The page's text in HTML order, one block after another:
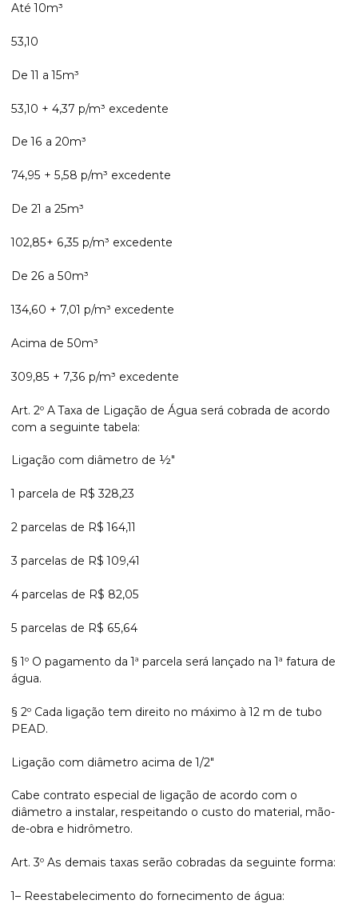
Até 10m³
53,10
De 11 a 15m³
53,10 + 4,37 p/m³ excedente
De 16 a 20m³
74,95 + 5,58 p/m³ excedente
De 21 a 25m³
102,85+ 6,35 p/m³ excedente
De 26 a 50m³
134,60 + 7,01 p/m³ excedente
Acima de 50m³
309,85 + 7,36 p/m³ excedente
Art. 2º A Taxa de Ligação de Água será cobrada de acordo
com a seguinte tabela:
Ligação com diâmetro de ½"
1 parcela de R$ 328,23
2 parcelas de R$ 164,11
3 parcelas de R$ 109,41
4 parcelas de R$ 82,05
5 parcelas de R$ 65,64
§ 1º O pagamento da 1ª parcela será lançado na 1ª fatura de
água.
§ 2º Cada ligação tem direito no máximo à 12 m de tubo
PEAD.
Ligação com diâmetro acima de 1/2"
Cabe contrato especial de ligação de acordo com o
diâmetro a instalar, respeitando o custo do material, mão-
de-obra e hidrômetro.
Art. 3º As demais taxas serão cobradas da seguinte forma:
1– Reestabelecimento do fornecimento de água: